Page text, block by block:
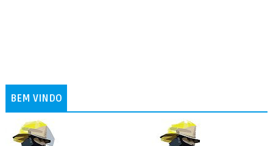
BEM VINDO